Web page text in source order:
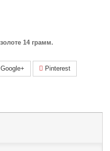
14 грамм.
Google+ Pinterest